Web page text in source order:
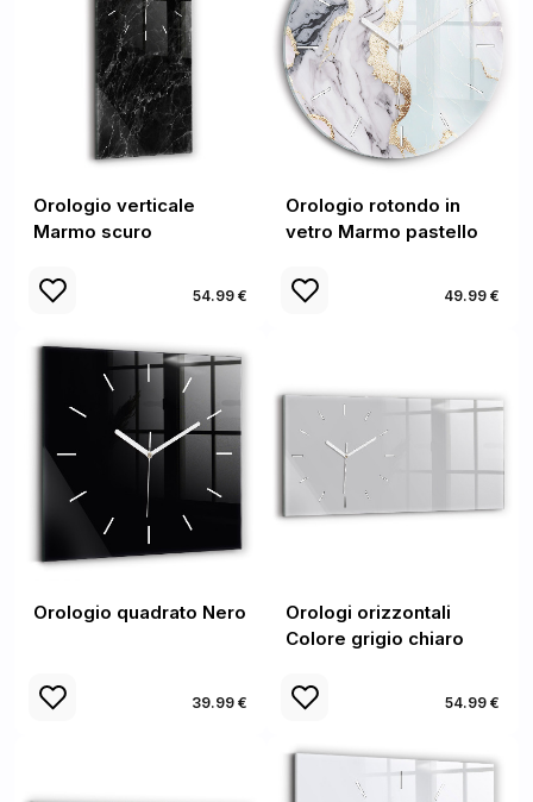
Orologio verticale
Marmo scuro
54.99 €
Orologio rotondo in
vetro Marmo pastello
49.99 €
Orologio quadrato Nero
39.99 €
Orologi orizzontali
Colore grigio chiaro
54.99 €